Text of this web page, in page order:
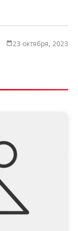
23 октября, 2023